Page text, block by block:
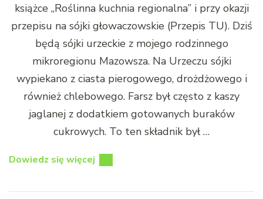
książce „Roślinna kuchnia regionalna” i przy okazji
przepisu na sójki głowaczowskie (Przepis TU). Dziś
będą sójki urzeckie z mojego rodzinnego
mikroregionu Mazowsza. Na Urzeczu sójki
wypiekano z ciasta pierogowego, drożdżowego i
również chlebowego. Farsz był często z kaszy
jaglanej z dodatkiem gotowanych buraków
cukrowych. To ten składnik był …
Dowiedz się więcej